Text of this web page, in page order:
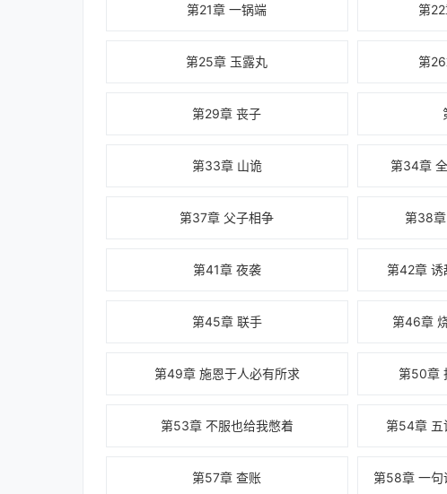
第21章 一锅端 第
第25章 玉露丸 第
第29章 丧子
第33章 山诡 第34章
第37章 父子相争 第38
第41章 夜袭 第42章 诱
第45章 联手 第46章
第49章 施恩于人必有所求 第50章
第53章 不服也给我憋着 第54章 五
第57章 查账 第58章 一句